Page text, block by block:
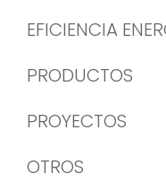
EFICIENCIA
PRODUCTOS
PROYECTOS
OTROS